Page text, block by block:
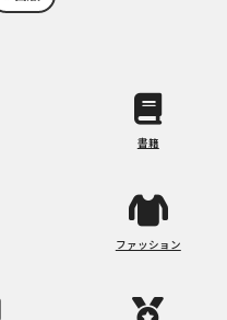
書籍
ファッション